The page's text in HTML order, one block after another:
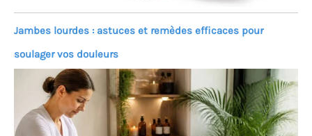
Jambes lourdes : astuces et remèdes efficaces pour
soulager vos douleurs